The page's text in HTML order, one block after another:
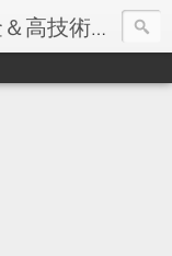
岐阜市のネイルNANAは低料金＆高技術のお店